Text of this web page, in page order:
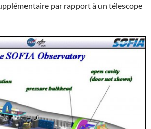
par rapport à un télescope